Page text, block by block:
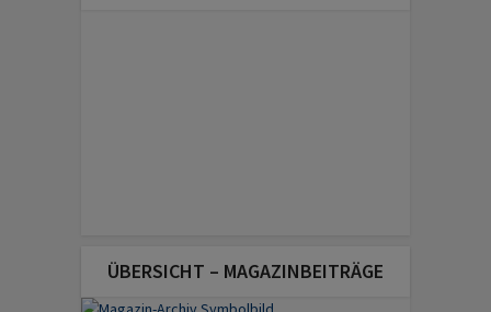
ÜBERSICHT – MAGAZINBEITRÄGE